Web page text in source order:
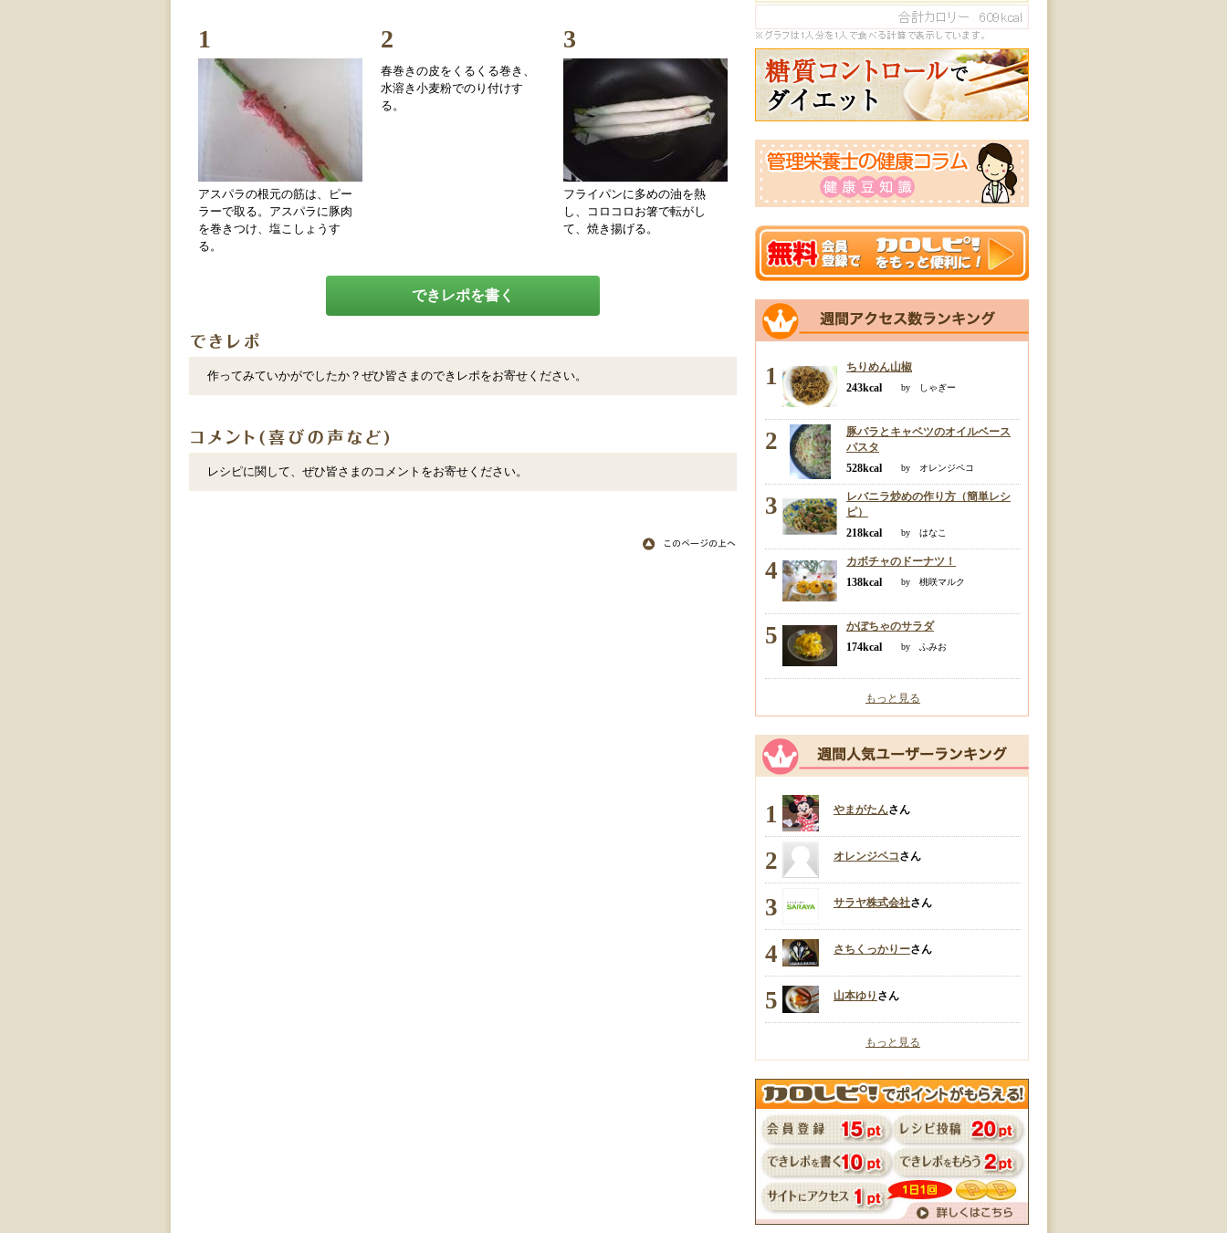
1
アスパラの根元の筋は、ピー
ラーで取る。アスパラに豚肉
を巻きつけ、塩こしょうす
る。
2
春巻きの皮をくるくる巻き、
水溶き小麦粉でのり付けす
る。
3
フライパンに多めの油を熱
し、コロコロお箸で転がし
て、焼き揚げる。
できレポを書く
作ってみていかがでしたか？ぜひ皆さまのできレポをお寄せください。
レシピに関して、ぜひ皆さまのコメントをお寄せください。
1
ちりめん山椒
243kcal
by しゃぎー
2
豚バラとキャベツのオイルベース
パスタ
528kcal
by オレンジペコ
3
レバニラ炒めの作り方（簡単レシ
ピ）
218kcal
by はなこ
4
カボチャのドーナツ！
138kcal
by 桃咲マルク
5
かぼちゃのサラダ
174kcal
by ふみお
もっと見る
1 やまがたんさん
2 オレンジペコさん
3 サラヤ株式会社さん
4 さちくっかりーさん
5 山本ゆり さん
もっと見る